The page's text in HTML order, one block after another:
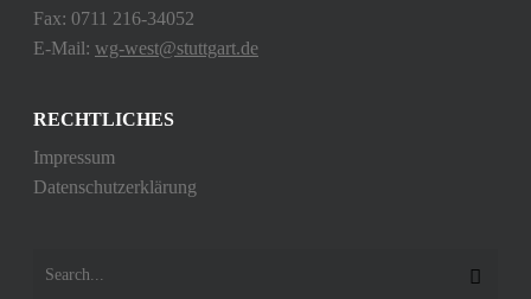
Fax: 0711 216-34052
E-Mail: wg-west@stuttgart.de
RECHTLICHES
Impressum
Datenschutzerklärung